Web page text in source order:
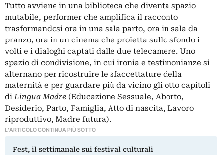
Tutto avviene in una biblioteca che diventa spazio
mutabile, performer che amplifica il racconto
trasformandosi ora in una sala parto, ora in sala da
pranzo, ora in un cinema che proietta sullo sfondo i
volti e i dialoghi captati dalle due telecamere. Uno
spazio di condivisione, in cui ironia e testimonianze si
alternano per ricostruire le sfaccettature della
maternità e per guardare più da vicino gli otto capitoli
diLingua Madre (Educazione Sessuale, Aborto,
Desiderio, Parto, Famiglia, Atto di nascita, Lavoro
riproduttivo, Madre futura).
L'ARTICOLO CONTINUA PIÙ SOTTO
Fest, il settimanale sui festival culturali